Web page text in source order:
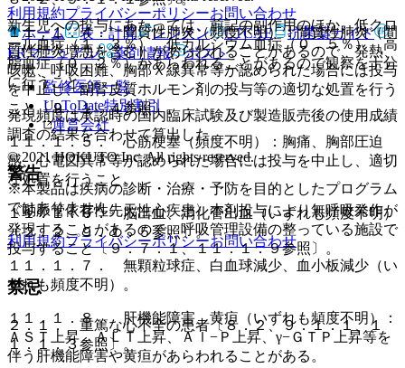
新生児への投与にあたっては、前記の副作用のほか、低クロ
ール血症（１．３％）、低カルシウム血症（０．５％）、高
脂血症（０．２％）があらわれることがあるので観察を十分
に行うこと。
発現頻度は承認時の国内臨床試験及び製造販売後の使用成績
調査の結果を合わせて算出した。
警告
〈動脈管依存性先天性心疾患〉本剤投与により無呼吸発作が
発現することがあるので、呼吸管理設備の整っている施設で
投与すること〔９．７．１、１１．１．９参照〕。
禁忌
２．１． 重篤な心不全の患者〔８．２、９．１．１、１
１．１．３参照〕。
１１．１．４． 間質性肺炎（頻度不明）：間質性肺炎（間
質性肺炎増悪を含む）があらわれることがあるので、発熱、
咳嗽、呼吸困難、胸部Ｘ線異常等が認められた場合には投与
を中止し、副腎皮質ホルモン剤の投与等の適切な処置を行う
こと〔９．１．４参照〕。
１１．１．５． 心筋梗塞（頻度不明）：胸痛、胸部圧迫
感、心電図異常等が認められた場合には投与を中止し、適切
な処置を行うこと。
１１．１．６． 脳出血、消化管出血（いずれも頻度不明）
〔２．２、９．１．５参照〕。
１１．１．７． 無顆粒球症、白血球減少、血小板減少（い
ずれも頻度不明）。
１１．１．８． 肝機能障害、黄疸（いずれも頻度不明）：
ＡＳＴ上昇、ＡＬＴ上昇、Ａｌ−Ｐ上昇、γ−ＧＴＰ上昇等を
伴う肝機能障害や黄疸があらわれることがある。
利用規約プライバシーポリシーお問い合わせ
ホーム
表・計算 レジメン CTCAE
抗菌薬ガイド
ERマニュアル
薬剤情報 ポスト
監修医師一覧
UpToDate特別割引
運営会社
© 2021 HOKUTO Inc. All rights reserved.
※本製品は疾病の診断・治療・予防を目的としたプログラム
ではありません。
利用規約プライバシーポリシーお問い合わせ